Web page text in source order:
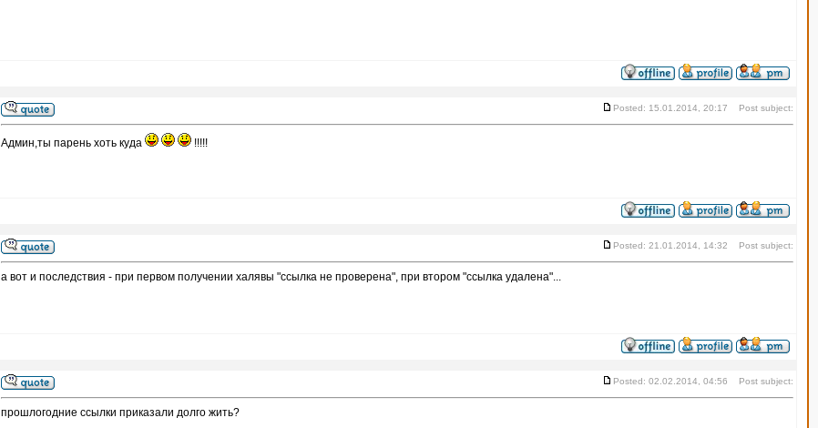
Posted: 15.01.2014, 20:17 Post subject:
Админ,ты парень хоть куда !!!!!
Posted: 21.01.2014, 14:32 Post subject:
а вот и последствия - при первом получении халявы "ссылка не проверена", при втором "ссылка удалена"...
Posted: 02.02.2014, 04:56 Post subject:
прошлогодние ссылки приказали долго жить?